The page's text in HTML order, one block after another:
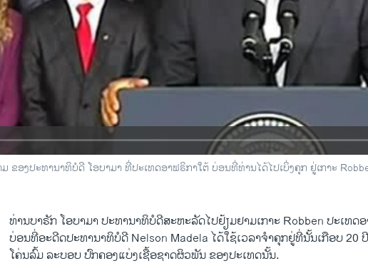
ມ ຂອງປະທານາທິບໍດີ ໂອບາມາ ທີ່ປະເທດອາຟຣິກາໃຕ້ ບ່ອນທີ່ທ່ານໄດ້ໄປເບິ່ງຄຸກ ຢູ່ເກາະ
ທ່ານ​ບາຣັກ ​ໂອ​ບາ​ມາ ປະທານາທິບໍດີ​ສະຫະລັດໄປ​ຢ້ຽມຢາມ​ເກາະ Robben ປະ​ເທ
ບ່ອນທີ່ອະດີດປະທານາທິບໍດີ Nelson Madela ​ໄດ້ໃຊ້​ເວລາ​ຈໍາ​ຄຸກ​ຢູ່​ທີ່​ນັ້ນ​ເກືອບ 20
ໂຄ່ນ​ລົ້ມ​ ລະບອບ ປົກຄອງ​ແບ່ງ​ເຊື້ອ​ຊາດ​ຜິວ​ພັນ ຂອງ​ປະ​ເທດ​ນັ້ນ.